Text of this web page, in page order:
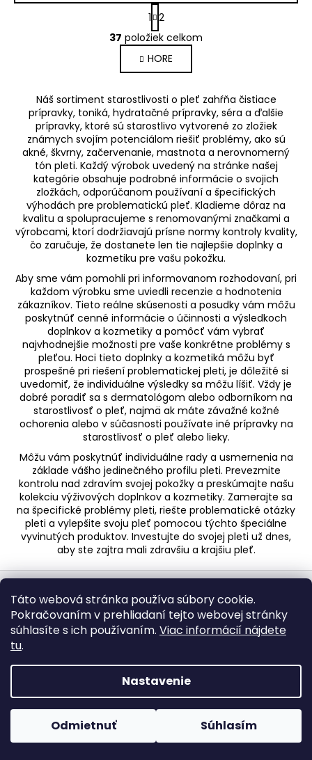
Táto webová stránka používa súbory cookie.
Pokračovaním v prehliadaní tejto webovej stránky
súhlasíte s ich používaním. Viac informácií nájdete
tu.
Nastavenie
Odmietnuť Súhlasím
Počas horúcich dní neodporúčame doručenie do
ParcelBoxov. Produkty citlivé na vysoké teploty nemusia byť
O
v
l
á
d
a
c
i
e
p
r
v
k
y
v
ý
p
i
s
u
S
t
r
á
n
k
v
a
n
i
e
1 2
37 položiek celkom
HORE
Náš sortiment starostlivosti o pleť zahŕňa čistiace
prípravky, toniká, hydratačné prípravky, séra a ďalšie
prípravky, ktoré sú starostlivo vytvorené zo zložiek
známych svojím potenciálom riešiť problémy, ako sú
akné, škvrny, začervenanie, mastnota a nerovnomerný
tón pleti. Každý výrobok uvedený na stránke našej
kategórie obsahuje podrobné informácie o svojich
zložkách, odporúčanom používaní a špecifických
výhodách pre problematickú pleť. Kladieme dôraz na
kvalitu a spolupracujeme s renomovanými značkami a
výrobcami, ktorí dodržiavajú prísne normy kontroly kvality,
čo zaručuje, že dostanete len tie najlepšie doplnky a
kozmetiku pre vašu pokožku.
Aby sme vám pomohli pri informovanom rozhodovaní, pri
každom výrobku sme uviedli recenzie a hodnotenia
zákazníkov. Tieto reálne skúsenosti a posudky vám môžu
poskytnúť cenné informácie o účinnosti a výsledkoch
doplnkov a kozmetiky a pomôcť vám vybrať
najvhodnejšie možnosti pre vaše konkrétne problémy s
pleťou. Hoci tieto doplnky a kozmetiká môžu byť
prospešné pri riešení problematickej pleti, je dôležité si
uvedomiť, že individuálne výsledky sa môžu líšiť. Vždy je
dobré poradiť sa s dermatológom alebo odborníkom na
starostlivosť o pleť, najmä ak máte závažné kožné
ochorenia alebo v súčasnosti používate iné prípravky na
starostlivosť o pleť alebo lieky.
Môžu vám poskytnúť individuálne rady a usmernenia na
základe vášho jedinečného profilu pleti. Prevezmite
kontrolu nad zdravím svojej pokožky a preskúmajte našu
kolekciu výživových doplnkov a kozmetiky. Zamerajte sa
na špecifické problémy pleti, riešte problematické otázky
pleti a vylepšite svoju pleť pomocou týchto špeciálne
vyvinutých produktov. Investujte do svojej pleti už dnes,
aby ste zajtra mali zdravšiu a krajšiu pleť.
Z
ä
Odoberať newsletter
Nezmeškajte žiadne novinky či zľavy!
Email
Odoslaním svojej e-mailovej adresy súhlasíte s
podmienkami našich zásad ochrany osobných
údajov.
PRIHLÁSIŤ SA